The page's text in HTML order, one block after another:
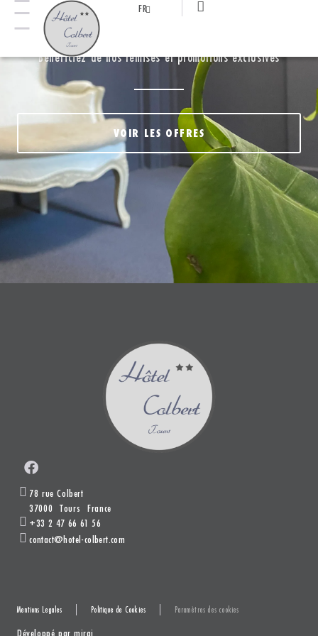
FR
Bénéficiez de nos remises et promotions exclusives
VOIR LES OFFRES
78 rue Colbert
37000 Tours France
+33 2 47 66 61 56
contact@hotel-colbert.com
Mentions Legales Politique de Cookies Paramètres des cookies
Développé parmirai